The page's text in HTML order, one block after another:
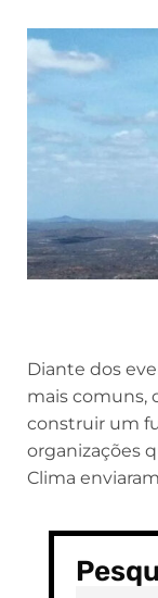
Diante dos
mais comuns,
construir um
organizações
Clima